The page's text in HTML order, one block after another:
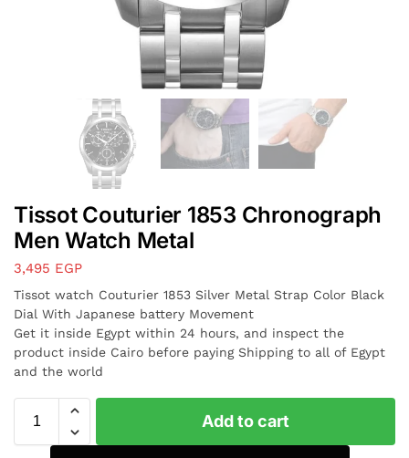
Tissot Couturier 1853 Chronograph
Men Watch Metal
3,495 EGP
Tissot watch Couturier 1853 Silver Metal Strap Color Black
Dial With Japanese battery Movement
Get it inside Egypt within 24 hours, and inspect the
product inside Cairo before paying Shipping to all of Egypt
and the world
Add to cart